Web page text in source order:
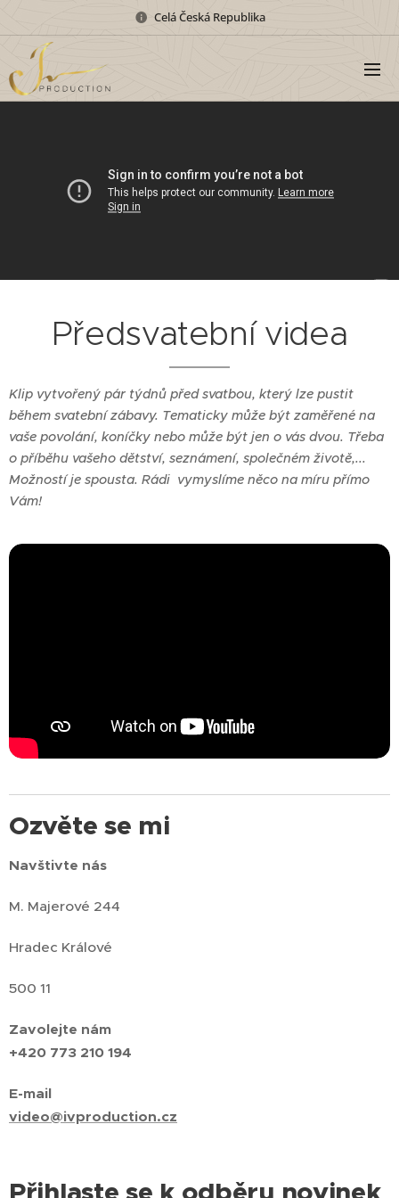
Celá Česká Republika
Předsvatební videa
Klip vytvořený pár týdnů před svatbou, který lze pustit
během svatební zábavy. Tematicky může být zaměřené na
vaše povolání, koníčky nebo může být jen o vás dvou. Třeba
o příběhu vašeho dětství, seznámení, společném životě,...
Možností je spousta. Rádi vymyslíme něco na míru přímo
Vám!
Ozvěte se mi
Navštivte nás
M. Majerové 244
Hradec Králové
500 11
Zavolejte nám
+420 773 210 194
E-mail
video@ivproduction.cz